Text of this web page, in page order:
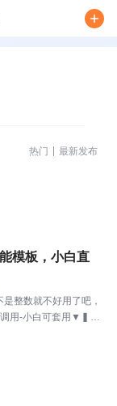
热门 最新发布
模板，小白直
整数就不好用了吧，
调用-小白可套用▼▍装